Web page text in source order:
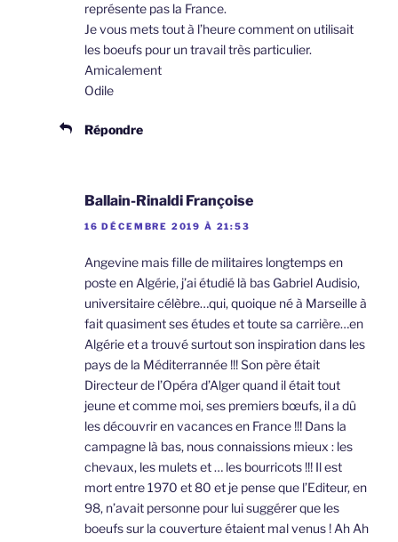
représente pas la France.
Je vous mets tout à l’heure comment on utilisait
les boeufs pour un travail très particulier.
Amicalement
Odile
Répondre
Ballain-Rinaldi Françoise
16 DÉCEMBRE 2019 À 21:53
Angevine mais fille de militaires longtemps en
poste en Algérie, j’ai étudié là bas Gabriel Audisio,
universitaire célèbre…qui, quoique né à Marseille à
fait quasiment ses études et toute sa carrière…en
Algérie et a trouvé surtout son inspiration dans les
pays de la Méditerrannée !!! Son père était
Directeur de l’Opéra d’Alger quand il était tout
jeune et comme moi, ses premiers bœufs, il a dû
les découvrir en vacances en France !!! Dans la
campagne là bas, nous connaissions mieux : les
chevaux, les mulets et … les bourricots !!! Il est
mort entre 1970 et 80 et je pense que l’Editeur, en
98, n’avait personne pour lui suggérer que les
boeufs sur la couverture étaient mal venus ! Ah Ah